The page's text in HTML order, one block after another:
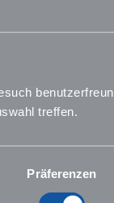
treffen.
Präferenzen